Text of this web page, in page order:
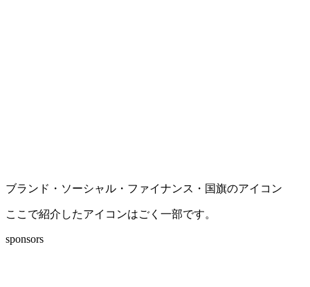
ブランド・ソーシャル・ファイナンス・国旗のアイコン
ここで紹介したアイコンはごく一部です。
sponsors